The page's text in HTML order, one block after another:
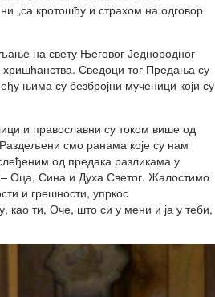
„са кротошћу и страхом на одговор
на свету Његовог Једнородног
Сведоци тог Предања су
њима су безбројни мученици који су
и православни су током више од
смо ранама које су нам
од предака разликама у
Оца, Сина и Духа Светог. Жалостимо
и грешности, упркос
као ти, Оче, што си у мени и ја у теби,